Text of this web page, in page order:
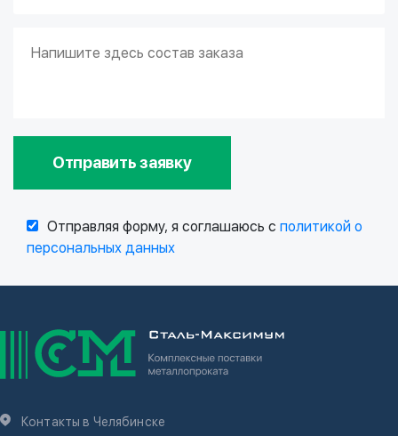
Отправить заявку
Отправляя форму, я соглашаюсь с политикой о
персональных данных
Контакты в Челябинске